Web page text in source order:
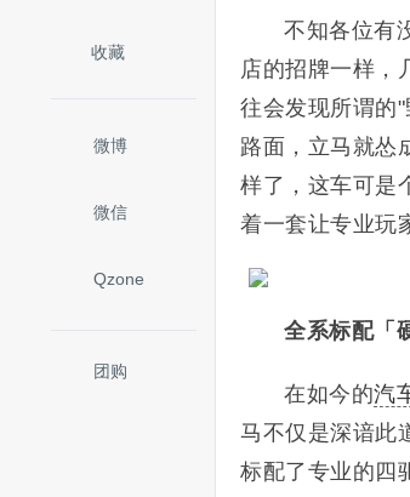
收藏
微博
微信
Qzone
团购
不知各位有
店的招牌一样，
往会发现所谓的
路面，立马就怂
样了，这车可是
着一套让专业玩
全系标配「
在如今的汽
马不仅是深谙此
标配了专业的四